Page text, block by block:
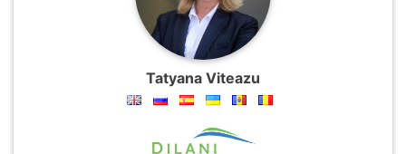
Tatyana Viteazu